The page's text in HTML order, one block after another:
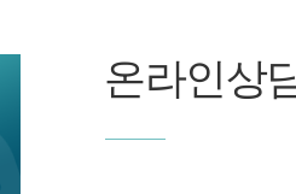
온라인상